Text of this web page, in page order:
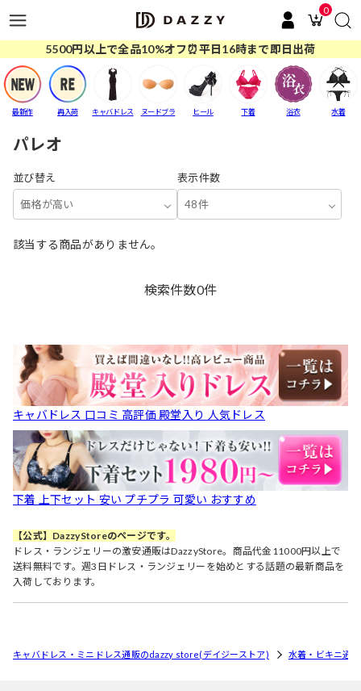
0
5500円以上で全品10%オフ⏰平日16時まで即日出荷
最新作 再入荷 キャバドレス ヌードブラ ヒール 下着 浴衣 水着
パレオ
並び替え
価格が高い
表示件数
48件
該当する商品がありません。
検索件数0件
キャバドレス 口コミ 高評価 殿堂入り 人気ドレス
下着 上下セット 安い プチプラ 可愛い おすすめ
【公式】DazzyStoreのページです。
ドレス・ランジェリーの激安通販はDazzyStore。商品代金11000円以上で
送料無料です。週3日ドレス・ランジェリーを始めとする話題の最新商品を
入荷しております。
キャバドレス・ミニドレス通販のdazzy store(デイジーストア) 水着・ビキニ通販